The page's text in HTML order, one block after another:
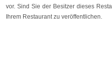
vor. Sind Sie der Besitzer dieses
Ihrem Restaurant zu veröffentlichen.